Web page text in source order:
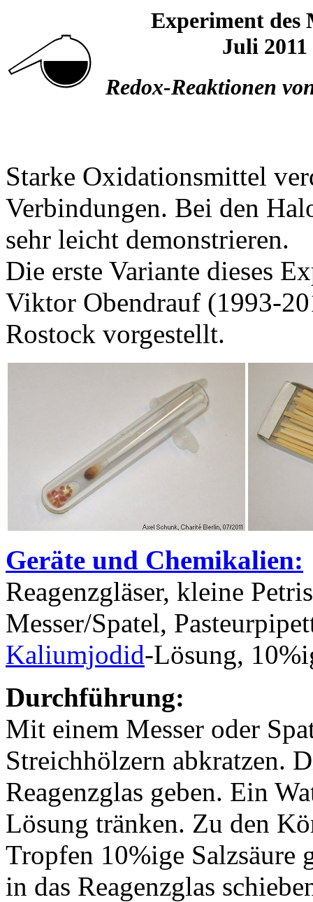
Experiment des
Juli 2011
Redox-Reaktionen
Starke Oxidationsmittel
Verbindungen. Bei den
sehr leicht demonstrieren.
Die erste Variante dieses
Viktor Obendrauf (1993-
Rostock vorgestellt.
Geräte und Chemikalien:
Reagenzgläser, kleine
Messer/Spatel,
Kaliumjodid-Lösung,
Durchführung:
Mit einem Messer oder
Streichhölzern abkratzen.
Reagenzglas geben. Ein
Lösung tränken. Zu den
Tropfen 10%ige Salzsäure
in das Reagenzglas